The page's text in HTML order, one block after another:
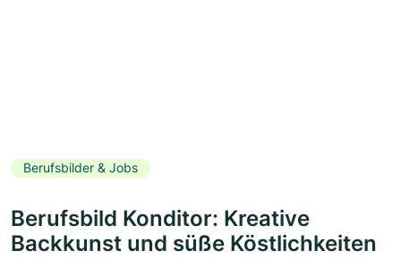
Berufsbilder & Jobs
Berufsbild Konditor: Kreative
Backkunst und süße Köstlichkeiten